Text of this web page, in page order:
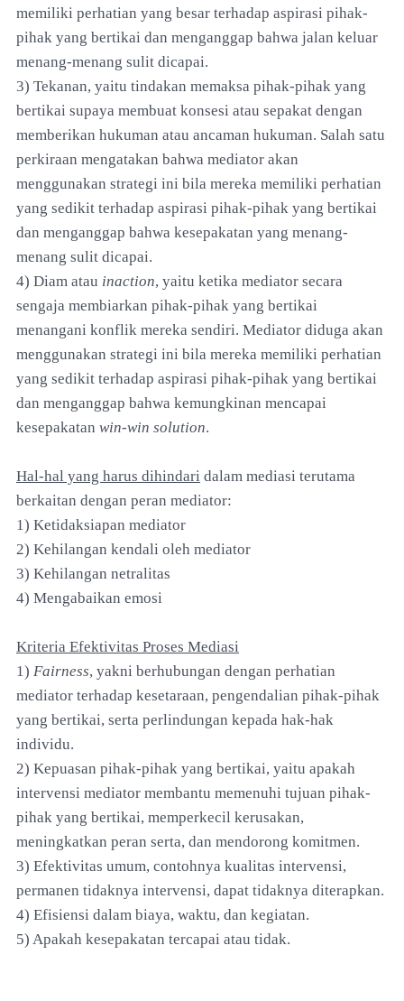
memiliki perhatian yang besar terhadap aspirasi pihak-
pihak yang bertikai dan menganggap bahwa jalan keluar
menang-menang sulit dicapai.
3) Tekanan, yaitu tindakan memaksa pihak-pihak yang
bertikai supaya membuat konsesi atau sepakat dengan
memberikan hukuman atau ancaman hukuman. Salah satu
perkiraan mengatakan bahwa mediator akan
menggunakan strategi ini bila mereka memiliki perhatian
yang sedikit terhadap aspirasi pihak-pihak yang bertikai
dan menganggap bahwa kesepakatan yang menang-
menang sulit dicapai.
4) Diam atau inaction, yaitu ketika mediator secara
sengaja membiarkan pihak-pihak yang bertikai
menangani konflik mereka sendiri. Mediator diduga akan
menggunakan strategi ini bila mereka memiliki perhatian
yang sedikit terhadap aspirasi pihak-pihak yang bertikai
dan menganggap bahwa kemungkinan mencapai
kesepakatan win-win solution.
Hal-hal yang harus dihindari dalam mediasi terutama
berkaitan dengan peran mediator:
1) Ketidaksiapan mediator
2) Kehilangan kendali oleh mediator
3) Kehilangan netralitas
4) Mengabaikan emosi
Kriteria Efektivitas Proses Mediasi
1) Fairness, yakni berhubungan dengan perhatian
mediator terhadap kesetaraan, pengendalian pihak-pihak
yang bertikai, serta perlindungan kepada hak-hak
individu.
2) Kepuasan pihak-pihak yang bertikai, yaitu apakah
intervensi mediator membantu memenuhi tujuan pihak-
pihak yang bertikai, memperkecil kerusakan,
meningkatkan peran serta, dan mendorong komitmen.
3) Efektivitas umum, contohnya kualitas intervensi,
permanen tidaknya intervensi, dapat tidaknya diterapkan.
4) Efisiensi dalam biaya, waktu, dan kegiatan.
5) Apakah kesepakatan tercapai atau tidak.